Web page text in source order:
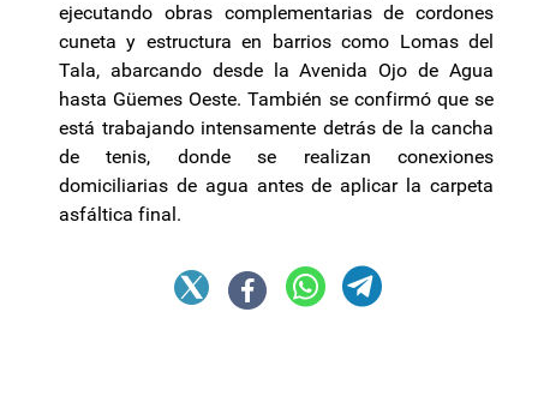
ejecutando obras complementarias de cordones
cuneta y estructura en barrios como Lomas del
Tala, abarcando desde la Avenida Ojo de Agua
hasta Güemes Oeste. También se confirmó que se
está trabajando intensamente detrás de la cancha
de tenis, donde se realizan conexiones
domiciliarias de agua antes de aplicar la carpeta
asfáltica final.